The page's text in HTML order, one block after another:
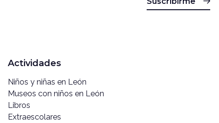
Actividades
Niños y niñas en León
Museos con niños en León
Libros
Extraescolares